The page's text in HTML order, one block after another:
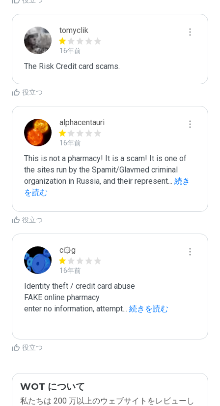
tomyclik
16年前
The Risk Credit card scams.
役立つ
alphacentauri
16年前
This is not a pharmacy! It is a scam! It is one of
the sites run by the Spamit/Glavmed criminal
organization in Russia, and their represent... 続き
を読む
役立つ
c۞g
16年前
Identity theft / credit card abuse
FAKE online pharmacy
enter no information, attempt... 続きを読む
役立つ
WOT について
私たちは 200 万以上のウェブサイトをレビューし